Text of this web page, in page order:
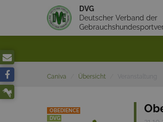
DVG
Deutscher Verband der
Caniva Übersicht
OBEDIENCE
DVG